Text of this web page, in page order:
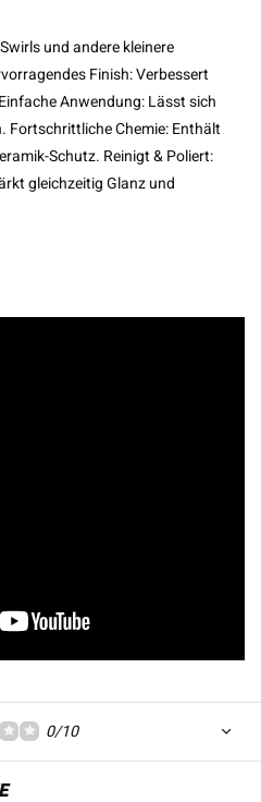
und andere kleinere
Finish: Verbessert
Anwendung: Lässt sich
Fortschrittliche Chemie: Enthält
Schutz. Reinigt & Poliert:
gleichzeitig Glanz und
0/10